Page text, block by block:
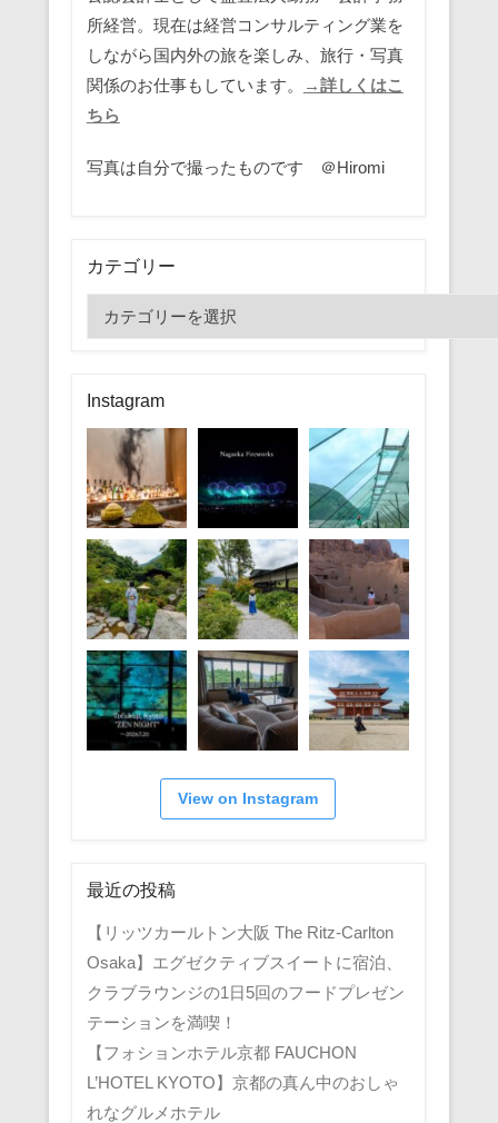
所経営。現在は経営コンサルティング業を
しながら国内外の旅を楽しみ、旅行・写真
関係のお仕事もしています。
→詳しくはこ
ちら
写真は自分で撮ったものです ＠Hiromi
カテゴリー
テ
リ
ー
Instagram
View on Instagram
最近の投稿
【リッツカールトン大阪 The Ritz-Carlton
Osaka】エグゼクティブスイートに宿泊、
クラブラウンジの1日5回のフードプレゼン
テーションを満喫！
【フォションホテル京都 FAUCHON
L’HOTEL KYOTO】京都の真ん中のおしゃ
れなグルメホテル